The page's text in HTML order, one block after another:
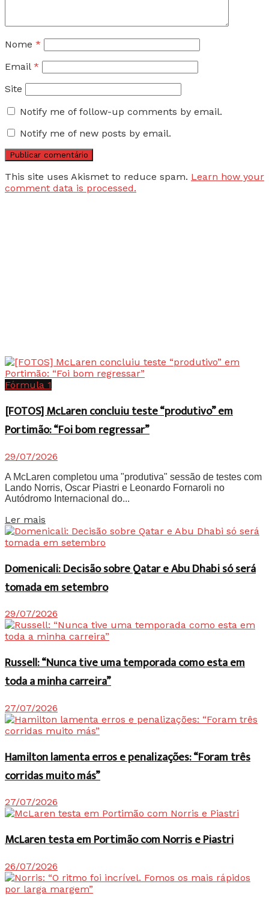
Nome *
Email *
Site
Notify me of follow-up comments by email.
Notify me of new posts by email.
This site uses Akismet to reduce spam. Learn how your
comment data is processed.
Fórmula 1
[FOTOS] McLaren concluiu teste “produtivo” em
Portimão: “Foi bom regressar”
29/07/2026
A McLaren completou uma "produtiva" sessão de testes com
Lando Norris, Oscar Piastri e Leonardo Fornaroli no
Autódromo Internacional do...
Ler mais
Domenicali: Decisão sobre Qatar e Abu Dhabi só será
tomada em setembro
29/07/2026
Russell: “Nunca tive uma temporada como esta em
toda a minha carreira”
27/07/2026
Hamilton lamenta erros e penalizações: “Foram três
corridas muito más”
27/07/2026
McLaren testa em Portimão com Norris e Piastri
26/07/2026